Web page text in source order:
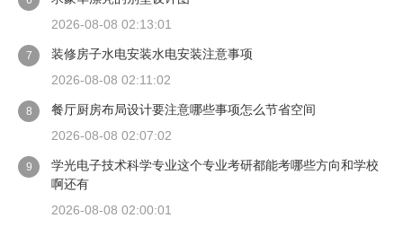
2026-08-08 02:13:01
7
装修房子水电安装水电安装注意事项
2026-08-08 02:11:02
8
餐厅厨房布局设计要注意哪些事项怎么节省空间
2026-08-08 02:07:02
9
学光电子技术科学专业这个专业考研都能考哪些方向和学校
啊还有
2026-08-08 02:00:01